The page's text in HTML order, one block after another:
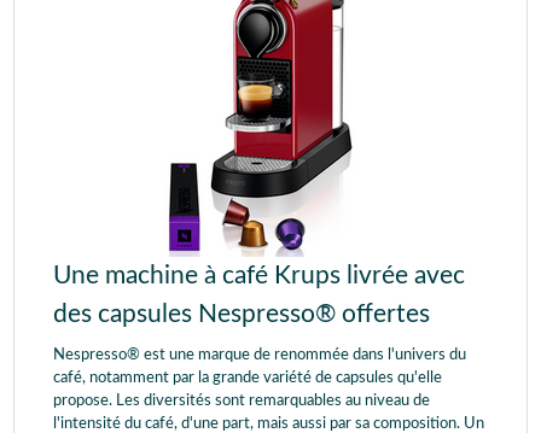
Une machine à café Krups livrée avec
des capsules Nespresso® offertes
Nespresso® est une marque de renommée dans l'univers du
café, notamment par la grande variété de capsules qu'elle
propose. Les diversités sont remarquables au niveau de
l'intensité du café, d'une part, mais aussi par sa composition. Un